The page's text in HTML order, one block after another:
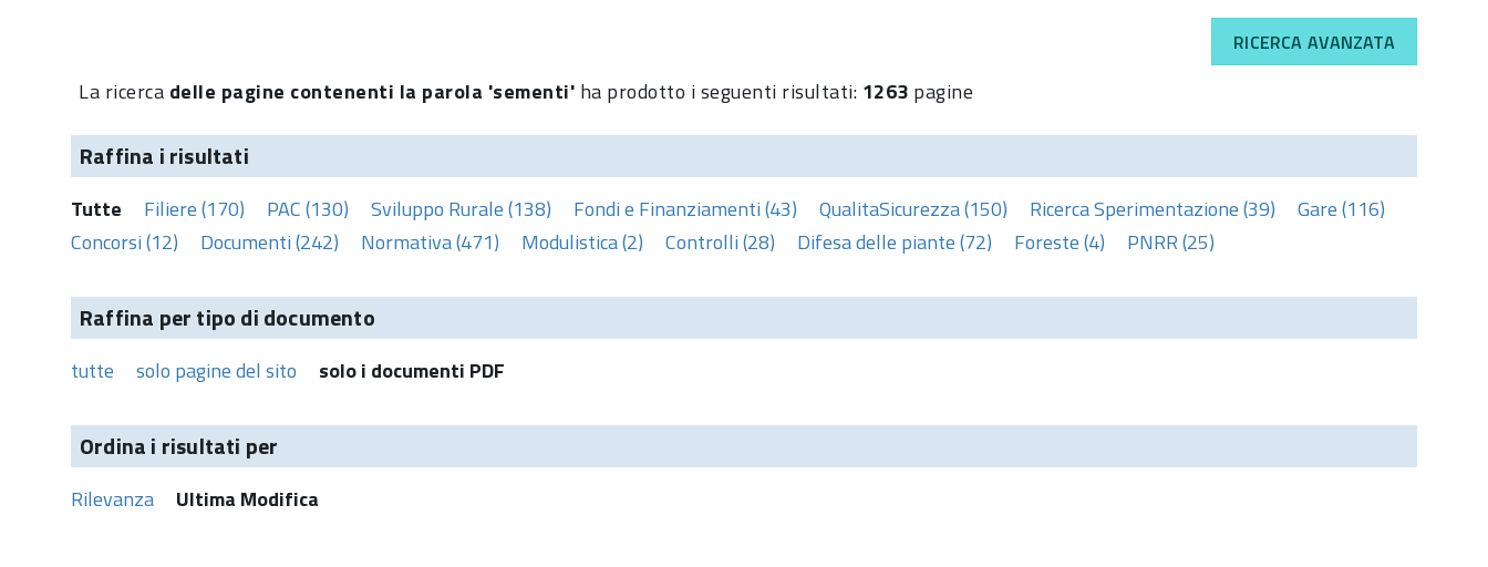
RICERCA AVANZATA
La ricerca delle pagine contenenti la parola 'sementi' ha prodotto i seguenti risultati: 1263 pagine
Raffina i risultati
Tutte Filiere (170) PAC (130) Sviluppo Rurale (138) Fondi e Finanziamenti (43) QualitaSicurezza (150) Ricerca Sperimentazione (39)
Gare (116)
Concorsi (12)
Documenti (242) Normativa (471) Modulistica (2) Controlli (28) Difesa delle piante (72) Foreste (4) PNRR (25)
Raffina per tipo di documento
tutte solo pagine del sito solo i documenti PDF
Ordina i risultati per
Rilevanza Ultima Modifica